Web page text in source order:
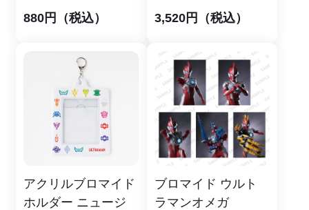
880円（税込）
3,520円（税込）
アクリルブロマイド
ホルダー ニュージ
ブロマイド ウルト
ラマンオメガ